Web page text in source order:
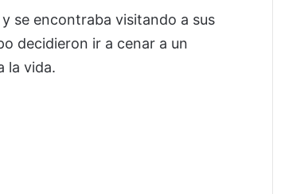
se encontraba visitando a sus
decidieron ir a cenar a un
la vida.